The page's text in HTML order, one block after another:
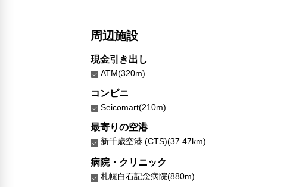
周辺施設
現金引き出し
ATM(320m)
コンビニ
Seicomart(210m)
最寄りの空港
新千歳空港 (CTS)(37.47km)
病院・クリニック
札幌白石記念病院(880m)